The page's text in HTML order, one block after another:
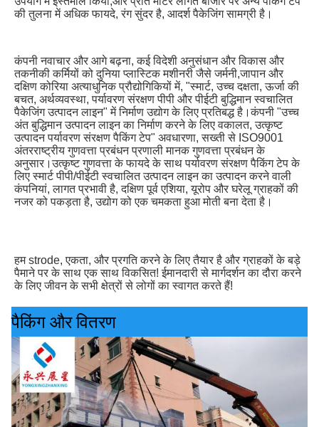
की तुलना में अधिक फायदे, रंग सुंदर है, आदर्श पैकेजिंग सामग्री है।
कंपनी नवाचार और आगे बढ़ना, कई विदेशी अनुसंधान और विकास और
तकनीकी कर्मियों को दुनिया प्लास्टिक मशीनरी जैसे जर्मनी,जापान और
दक्षिण कोरिया अत्याधुनिक प्रौद्योगिकियों में, "स्मार्ट, उच्च दक्षता, ऊर्जा की
बचत, अर्थव्यवस्था, पर्यावरण संरक्षण पीपी और पीईटी बुद्धिमान स्वचालित
पैकेजिंग उत्पादन लाइन" में निर्माण उद्योग के लिए प्रतिबद्ध है।कंपनी "उच्च
अंत बुद्धिमान उत्पादन लाइन का निर्माण करने के लिए वकालत, उत्कृष्ट
उत्पादन पर्यावरण संरक्षण पैकिंग टेप" अवधारणा, सख्ती से ISO9001
अंतरराष्ट्रीय गुणवत्ता प्रबंधन प्रणाली मानक गुणवत्ता प्रबंधन के
अनुसार।उत्कृष्ट गुणवत्ता के फायदे के साथ पर्यावरण संरक्षण पैकिंग टेप के
लिए स्मार्ट पीपी/पीईटी स्वचालित उत्पादन लाइन का उत्पादन करने वाली
कंपनियां, लागत प्रभावी है, दक्षिण पूर्व एशिया, यूरोप और घरेलू ग्राहकों की
नजर को पकड़ता है, उद्योग को एक चमकता हुआ मोती बना देता है।
हम strode, एकता, और प्रगति करने के लिए तैयार है और ग्राहकों के बड़े
पैमाने पर के साथ एक साथ विकसित! ईमानदारी से मार्गदर्शन का दौरा करने
के लिए जीवन के सभी क्षेत्रों से लोगों का स्वागत करते हैं!
पैकिंग और वितरण